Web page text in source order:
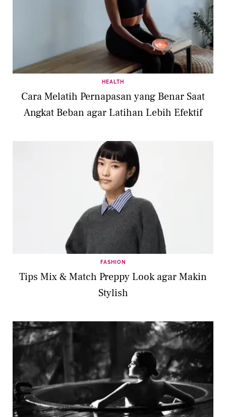
HEALTH
Cara Melatih Pernapasan yang Benar Saat
Angkat Beban agar Latihan Lebih Efektif
FASHION
Tips Mix & Match Preppy Look agar Makin
Stylish